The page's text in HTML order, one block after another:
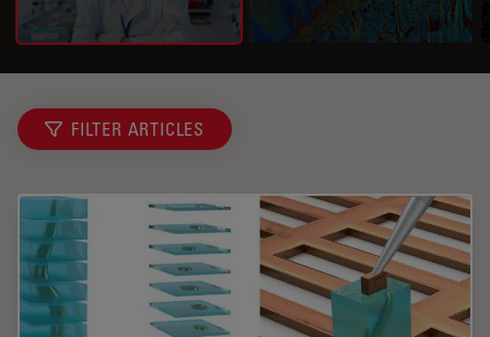
FILTER ARTICLES